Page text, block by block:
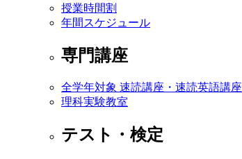
授業時間割
年間スケジュール
専門講座
全学年対象 速読講座・速読英語講座
理科実験教室
テスト・検定